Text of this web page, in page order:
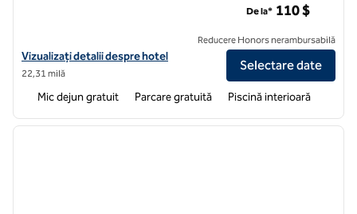
Vizualizați detaliile hotelului Hampton Inn & Suites Leesburg
Vizualizați detalii despre hotel
22,31 milă
De la* 110 $
Reducere Honors nerambursabilă
Selectare date
Mic dejun gratuit Parcare gratuită Piscină interioară
1 din 12